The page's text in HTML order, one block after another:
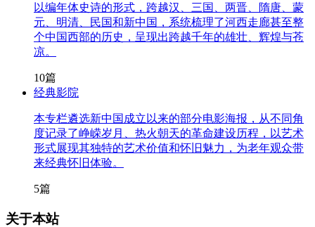
以编年体史诗的形式，跨越汉、三国、两晋、隋唐、蒙
元、明清、民国和新中国，系统梳理了河西走廊甚至整
个中国西部的历史，呈现出跨越千年的雄壮、辉煌与苍
凉。
10篇
经典影院
本专栏遴选新中国成立以来的部分电影海报，从不同角
度记录了峥嵘岁月、热火朝天的革命建设历程，以艺术
形式展现其独特的艺术价值和怀旧魅力，为老年观众带
来经典怀旧体验。
5篇
关于本站